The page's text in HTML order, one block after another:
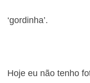
‘gordinha’.
Hoje eu não tenho